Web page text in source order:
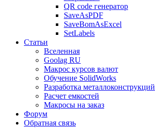
QR code генератор
SaveAsPDF
SaveBomAsExcel
SetLabels
Статьи
Вселенная
Goolag RU
Макрос курсов валют
Обучение SolidWorks
Разработка металлоконструкций
Расчет емкостей
Макросы на заказ
Форум
Обратная связь